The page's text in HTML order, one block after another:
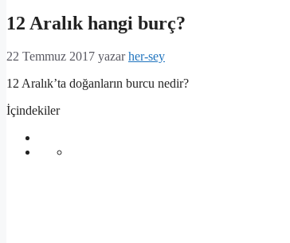
12 Aralık hangi burç?
22 Temmuz 2017 yazarher-sey
12 Aralık’ta doğanların burcu nedir?
İçindekiler